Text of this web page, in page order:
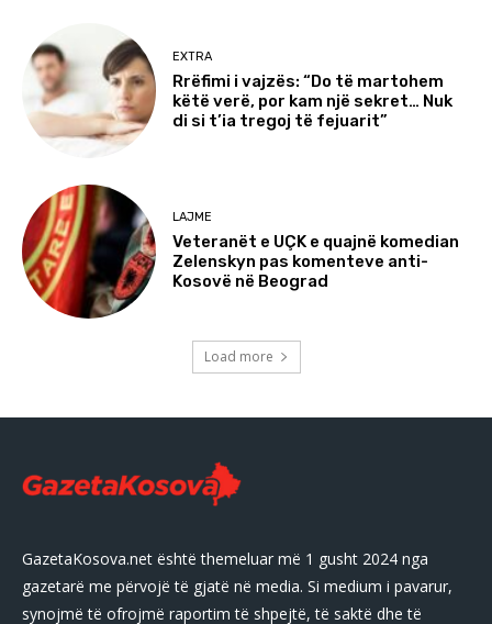
EXTRA
Rrëfimi i vajzës: “Do të martohem
këtë verë, por kam një sekret… Nuk
di si t’ia tregoj të fejuarit”
LAJME
Veteranët e UÇK e quajnë komedian
Zelenskyn pas komenteve anti-
Kosovë në Beograd
Load more
GazetaKosova.net është themeluar më 1 gusht 2024 nga
gazetarë me përvojë të gjatë në media. Si medium i pavarur,
synojmë të ofrojmë raportim të shpejtë, të saktë dhe të